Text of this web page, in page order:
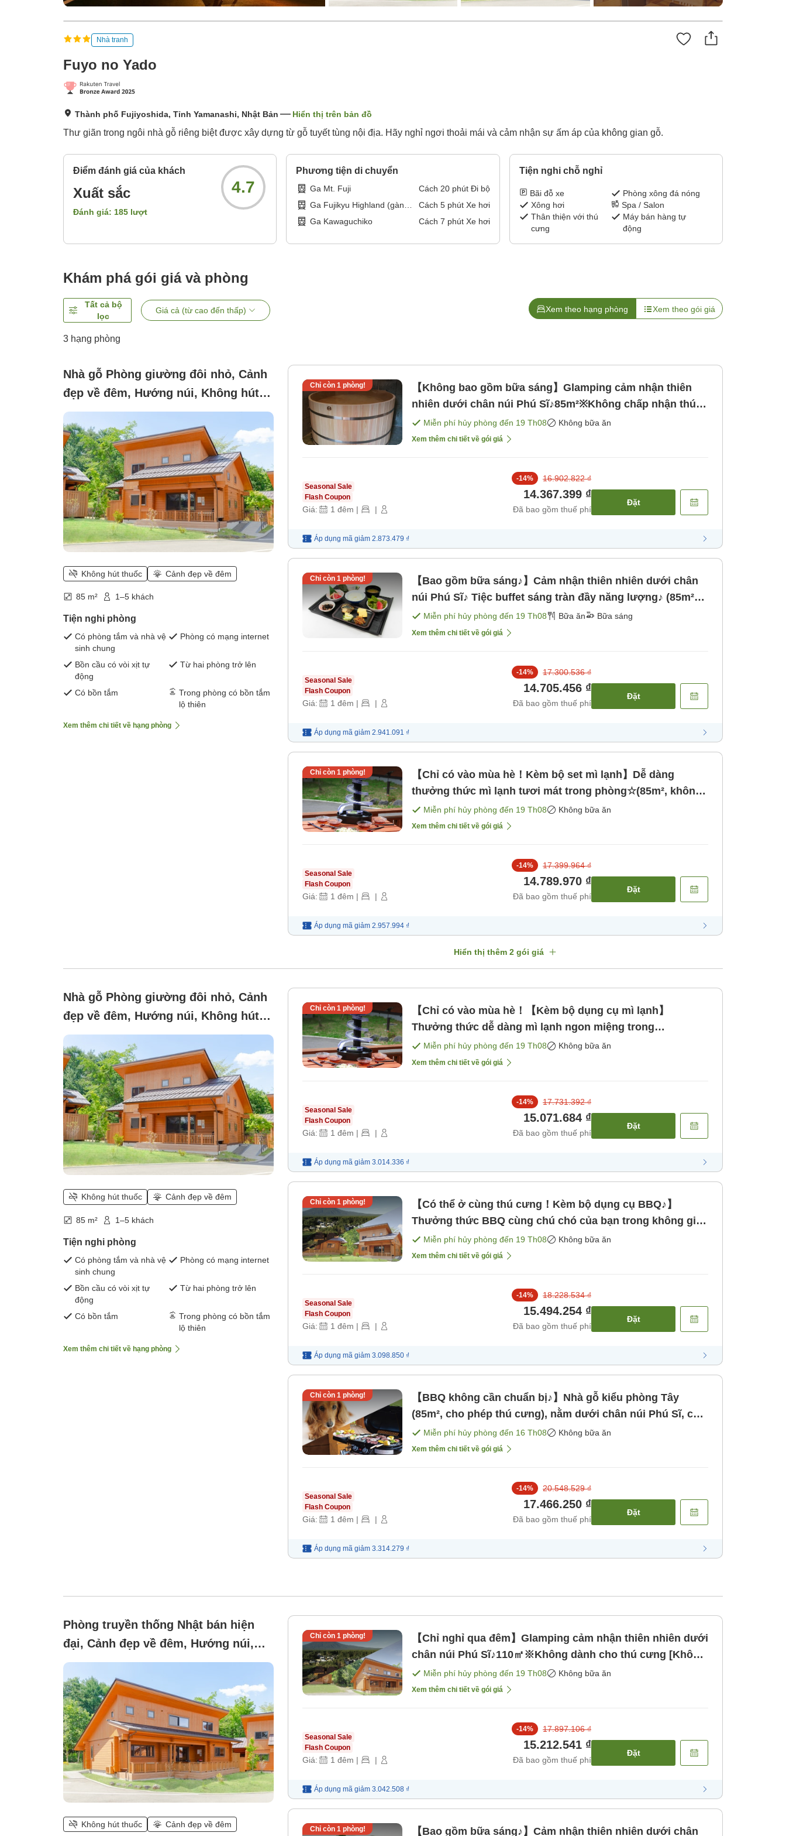
Nhà tranh
Fuyo no Yado
Thành phố Fujiyoshida, Tỉnh Yamanashi, Nhật Bản Hiển thị trên bản đồ
Thư giãn trong ngôi nhà gỗ riêng biệt được xây dựng từ gỗ tuyết tùng nội địa. Hãy nghỉ ngơi thoải mái và cảm nhận sự ấm áp của không gian gỗ.
Điểm đánh giá của khách
Xuất sắc
Đánh giá: 185 lượt
4.7
Phương tiện di chuyển
Ga Mt. Fuji Cách 20phút Đi bộ
Ga Fujikyu Highland (gàn
Công viên Giải trí Fuji-Q
Highland)
Cách 5phút Xe hơi
Ga Kawaguchiko
Cách 7 phút Xe hơi
Tiện nghi chỗ nghỉ
Bãi đỗ xe
Phòng xông đá nóng
Xông hơi
Spa / Salon
Thân thiện với thú
cưng
Máy bán hàng tự
động
Khám phá gói giá và phòng
Tất cả bộ
lọc
Giá cả (từ cao đến thấp) Xem theo hạng phòng Xem theo gói giá
3 hạng phòng
Nhà gỗ Phòng giường đôi nhỏ, Cảnh
đẹp về đêm, Hướng núi, Không hút
thuốc (Western-style log house [85
square meters] *Pets not allowed)
Không hút thuốc Cảnh đẹp về đêm
85 m² 1–5 khách
Tiện nghi phòng
Có phòng tắm và nhà vệ
sinh chung
Phòng có mạng internet
Bồn cầu có vòi xịt tự
động
Từ hai phòng trở lên
Có bồn tắm
Trong phòng có bồn tắm
lộ thiên
Xem thêm chi tiết về hạng phòng
Chỉ còn 1phòng!
【Không bao gồm bữa sáng】Glamping cảm nhận thiên
nhiên dưới chân núi Phú Sĩ♪85m²※Không chấp nhận thú
cưng [Không bao gồm bữa ăn]
Miễn phí hủy phòng đến 19 Th08 Không bữa ăn
Xem thêm chi tiết về gói giá
Seasonal Sale
Flash Coupon
Giá: 1 đêm | |
-14% 16.902.822 ₫
14.367.399 ₫
Đã bao gồm thuế phí
Đặt
Áp dụng mã giảm 2.873.479 ₫
Chỉ còn 1phòng!
【Bao gồm bữa sáng♪】Cảm nhận thiên nhiên dưới chân
núi Phú Sĩ♪ Tiệc buffet sáng tràn đầy năng lượng♪ (85m²
[Bữa sáng]
Miễn phí hủy phòng đến 19 Th08 Bữa ăn Bữa sáng
Xem thêm chi tiết về gói giá
Seasonal Sale
Flash Coupon
Giá: 1 đêm | |
-14% 17.300.536 ₫
14.705.456 ₫
Đã bao gồm thuế phí
Đặt
Áp dụng mã giảm 2.941.091 ₫
Chỉ còn 1phòng!
【Chỉ có vào mùa hè！Kèm bộ set mì lạnh】Dễ dàng
thưởng thức mì lạnh tươi mát trong phòng☆(85m², không
chấp [Không bao gồm bữa ăn]
Miễn phí hủy phòng đến 19 Th08 Không bữa ăn
Xem thêm chi tiết về gói giá
Seasonal Sale
Flash Coupon
Giá: 1 đêm | |
-14% 17.399.964 ₫
14.789.970 ₫
Đã bao gồm thuế phí
Đặt
Áp dụng mã giảm 2.957.994 ₫
Hiển thị thêm 2 gói giá
Nhà gỗ Phòng giường đôi nhỏ, Cảnh
đẹp về đêm, Hướng núi, Không hút
thuốc (Western-style log house [85
square meters] Pets allowed)
Không hút thuốc Cảnh đẹp về đêm
85 m² 1–5 khách
Tiện nghi phòng
Có phòng tắm và nhà vệ
sinh chung
Phòng có mạng internet
Bồn cầu có vòi xịt tự
động
Từ hai phòng trở lên
Có bồn tắm
Trong phòng có bồn tắm
lộ thiên
Xem thêm chi tiết về hạng phòng
Chỉ còn 1phòng!
【Chỉ có vào mùa hè！【Kèm bộ dụng cụ mì lạnh】
Thưởng thức dễ dàng mì lạnh ngon miệng trong
phòng☆(85m², cho [Không bao gồm bữa ăn]
Miễn phí hủy phòng đến 19 Th08 Không bữa ăn
Xem thêm chi tiết về gói giá
Seasonal Sale
Flash Coupon
Giá: 1 đêm | |
-14% 17.731.392 ₫
15.071.684 ₫
Đã bao gồm thuế phí
Đặt
Áp dụng mã giảm 3.014.336 ₫
Chỉ còn 1 phòng!
【Có thể ở cùng thú cưng！Kèm bộ dụng cụ BBQ♪】
Thưởng thức BBQ cùng chú chó của bạn trong không gian
85m²♪ C [Không bao gồm bữa ăn]
Miễn phí hủy phòng đến 19 Th08 Không bữa ăn
Xem thêm chi tiết về gói giá
Seasonal Sale
Flash Coupon
Giá: 1 đêm | |
-14% 18.228.534 ₫
15.494.254 ₫
Đã bao gồm thuế phí
Đặt
Áp dụng mã giảm 3.098.850 ₫
Chỉ còn 1 phòng!
【BBQ không cần chuẩn bị♪】Nhà gỗ kiểu phòng Tây
(85m², cho phép thú cưng), nằm dưới chân núi Phú Sĩ, có
bồ [Không bao gồm bữa ăn]
Miễn phí hủy phòng đến 16 Th08 Không bữa ăn
Xem thêm chi tiết về gói giá
Seasonal Sale
Flash Coupon
Giá: 1 đêm | |
-14% 20.548.529 ₫
17.466.250 ₫
Đã bao gồm thuế phí
Đặt
Áp dụng mã giảm 3.314.279 ₫
Phòng truyền thống Nhật bán hiện
đại, Cảnh đẹp về đêm, Hướng núi,
Không hút thuốc (Japanese-Western
style log house [110 square meters]
*Pets not allowed)
Không hút thuốc Cảnh đẹp về đêm
Chỉ còn 1 phòng!
【Chỉ nghỉ qua đêm】Glamping cảm nhận thiên nhiên dưới
chân núi Phú Sĩ♪110㎡※Không dành cho thú cưng [Không
bao gồm bữa ăn]
Miễn phí hủy phòng đến 19 Th08 Không bữa ăn
Xem thêm chi tiết về gói giá
Seasonal Sale
Flash Coupon
Giá: 1 đêm | |
-14% 17.897.106 ₫
15.212.541 ₫
Đã bao gồm thuế phí
Đặt
Áp dụng mã giảm 3.042.508 ₫
Chỉ còn 1 phòng! 【Bao gồm bữa sáng♪】Cảm nhận thiên nhiên dưới chân